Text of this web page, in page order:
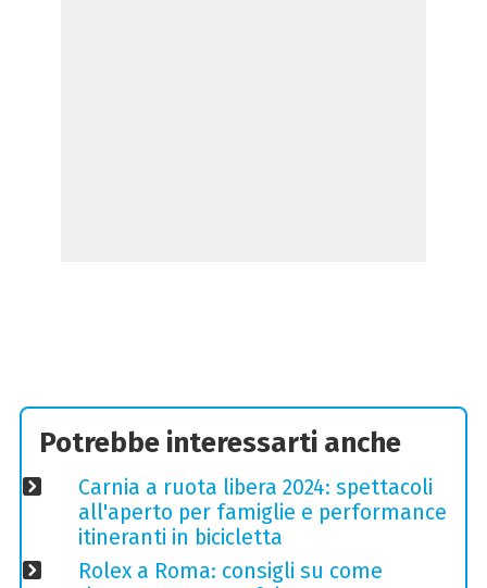
Potrebbe interessarti anche
Carnia a ruota libera 2024: spettacoli
all'aperto per famiglie e performance
itineranti in bicicletta
Rolex a Roma: consigli su come